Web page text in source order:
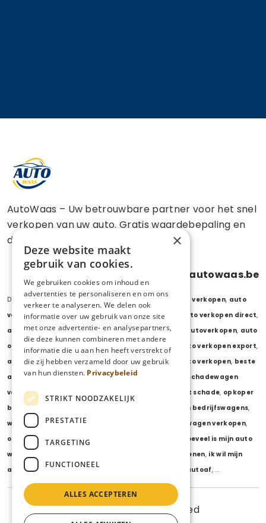
AutoWaas – Uw betrouwbare partner voor het snel
verkopen van uw auto. Gratis waardebepaling en
directe uitbetaling.
info@autowaas.be
Diensten: auto verkopen auto export verkopen, auto
verkopen export,auto verkopen zonder keuring auto verkopen direct,
auto tweedehands verkopen,mijn auto verkopen autoverkopen, auto
opkopers
opkoper auto , export auto verkopen auto verkopen export,
auto opkoper export,opkopen van auto's,oude auto verkopen, beste
auto opkoper,wij kopen auto's,wij kopen uw auto
schadewagen
verkopen
opkoper auto met schade, opkoper
bedrijfswagens
verkopen bedrijfswagens,
wagenpark verkopen, bestelwagen verkopen,
opkoper bestelwagens
hoeveel is mijn auto
waard
waarde auto berekenen, ik wil mijn
auto verkopen,ik wil van mijn auto af ikwilvanmijnautoaf, ...
© 2025 AutoWaas - All rights reserved
×
Deze website maakt
gebruik van cookies.
We gebruiken cookies om inhoud en
advertenties te personaliseren en om ons
verkeer te analyseren. We delen ook
informatie over uw gebruik van onze site
met onze advertentie- en analysepartners,
die deze kunnen combineren met andere
informatie die u aan hen heeft verstrekt of
die zij hebben verzameld door uw gebruik
van hun diensten. Privacybeleid
STRIKT NOODZAKELIJK
PRESTATIE
TARGETING
FUNCTIONEEL
ALLES ACCEPTEREN